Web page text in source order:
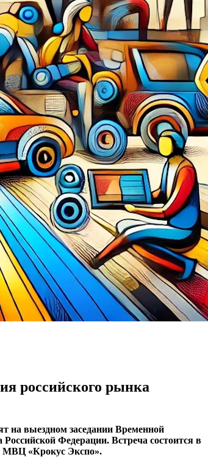
российского рынка
на выездном заседании Временной
Федерации. Встреча состоится в
МВЦ «Крокус Экспо».